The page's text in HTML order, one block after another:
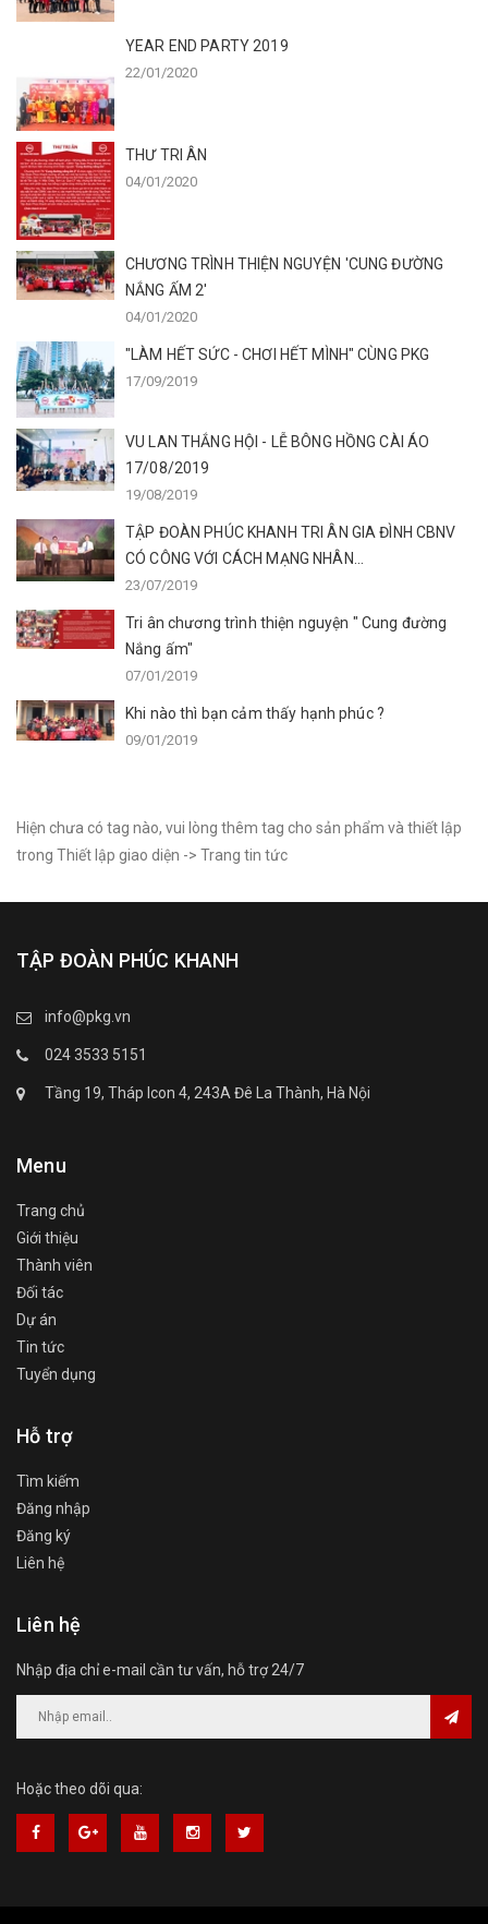
YEAR END PARTY 2019
22/01/2020
THƯ TRI ÂN
04/01/2020
CHƯƠNG TRÌNH THIỆN NGUYỆN 'CUNG ĐƯỜNG
NẮNG ẤM 2'
04/01/2020
"LÀM HẾT SỨC - CHƠI HẾT MÌNH" CÙNG PKG
17/09/2019
VU LAN THẮNG HỘI - LỄ BÔNG HỒNG CÀI ÁO
17/08/2019
19/08/2019
TẬP ĐOÀN PHÚC KHANH TRI ÂN GIA ĐÌNH CBNV
CÓ CÔNG VỚI CÁCH MẠNG NHÂN...
23/07/2019
Tri ân chương trình thiện nguyện " Cung đường
Nắng ấm"
07/01/2019
Khi nào thì bạn cảm thấy hạnh phúc ?
09/01/2019
Hiện chưa có tag nào, vui lòng thêm tag cho sản phẩm và thiết lập
trong Thiết lập giao diện -> Trang tin tức
TẬP ĐOÀN PHÚC KHANH
info@pkg.vn
024 3533 5151
Tầng 19, Tháp Icon 4, 243A Đê La Thành, Hà Nội
Menu
Trang chủ
Giới thiệu
Thành viên
Đối tác
Dự án
Tin tức
Tuyển dụng
Hỗ trợ
Tìm kiếm
Đăng nhập
Đăng ký
Liên hệ
Liên hệ
Nhập địa chỉ e-mail cần tư vấn, hỗ trợ 24/7
Hoặc theo dõi qua: